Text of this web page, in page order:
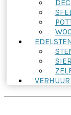
VERHUUR